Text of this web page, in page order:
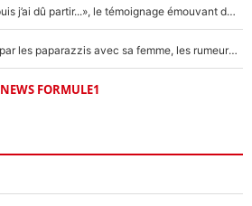
F1 : « Je lui ai fait un câlin, puis j’ai dû partir...», le témoignage émouvant de Max Verstappen sur sa fille
F1 : Charles Leclerc surpris par les paparazzis avec sa femme, les rumeurs étaient vraies !
NEWS FORMULE1